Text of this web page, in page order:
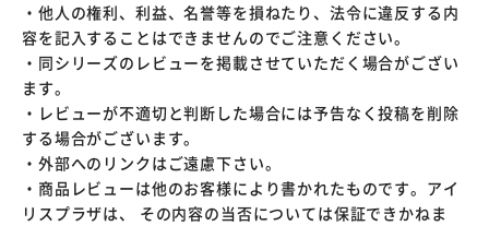
・他人の権利、利益、名誉等を損ねたり、法令に違反する内
容を記入することはできませんのでご注意ください。
・同シリーズのレビューを掲載させていただく場合がござい
ます。
・レビューが不適切と判断した場合には予告なく投稿を削除
する場合がございます。
・外部へのリンクはご遠慮下さい。
・商品レビューは他のお客様により書かれたものです。アイ
リスプラザは、 その内容の当否については保証できかねま